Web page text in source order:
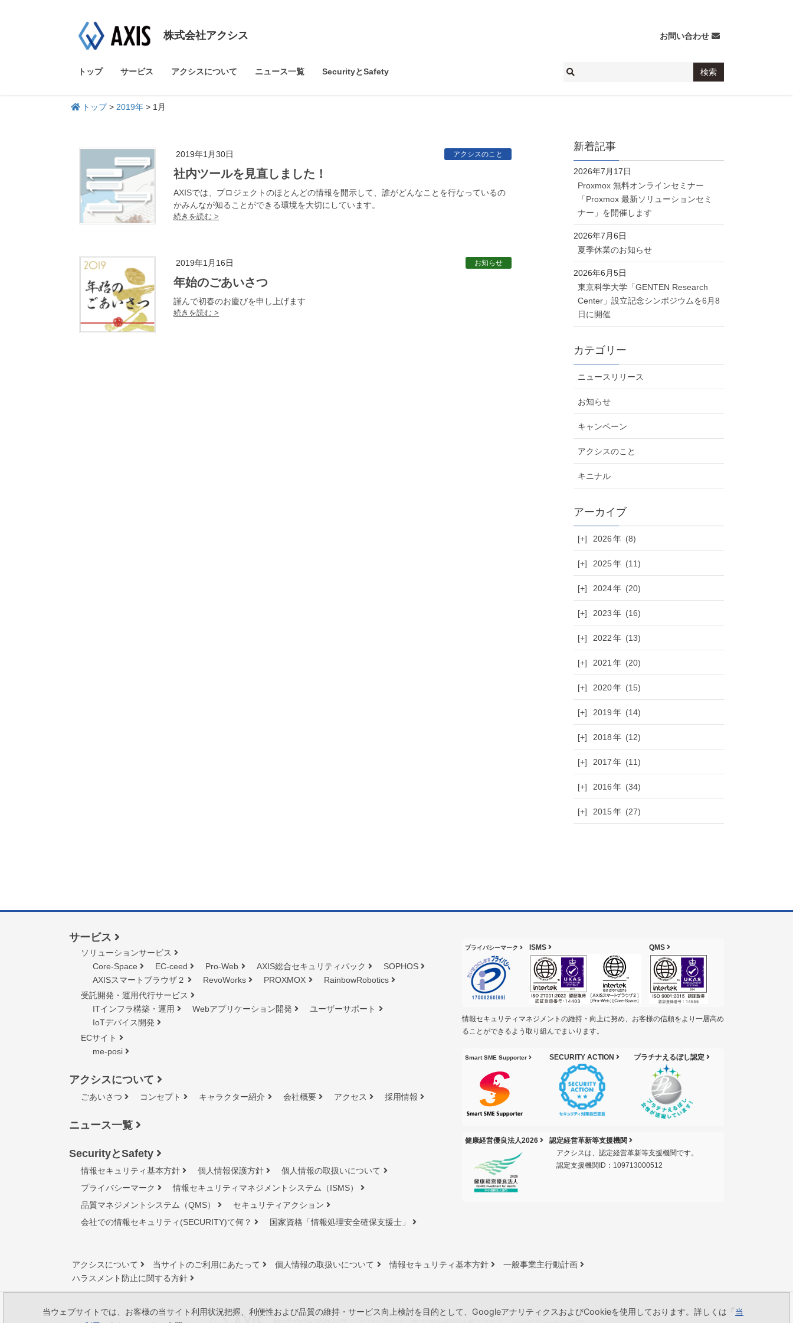
株式会社アクシス お問い合わせ
トップ サービス アクシスについて ニュース一覧 SecurityとSafety
トップ> 2019年 > 1月
2019年1月30日 アクシスのこと
社内ツールを見直しました！
AXISでは、プロジェクトのほとんどの情報を開示して、誰がどんなことを行なっているの
かみんなが知ることができる環境を大切にしています。
2019年1月16日 お知らせ
年始のごあいさつ
謹んで初春のお慶びを申し上げます
新着記事
Proxmox 無料オンラインセミナー
「Proxmox 最新ソリューションセミ
ナー」を開催します
2026年7月17日
夏季休業のお知らせ
2026年7月6日
東京科学大学「GENTEN Research
Center」設立記念シンポジウムを6月8
日に開催
2026年6月5日
カテゴリー
ニュースリリース
お知らせ
キャンペーン
アクシスのこと
キニナル
[+] 2026 (8)
[+] 2025 (11)
[+] 2024 (20)
[+] 2023 (16)
[+] 2022 (13)
[+] 2021 (20)
[+] 2020 (15)
[+] 2019 (14)
[+] 2018 (12)
[+] 2017 (11)
[+] 2016 (34)
[+] 2015 (27)
サービス
ソリューションサービス
Core-Space
EC-ceed Pro-Web AXIS総合セキュリティパック
SOPHOS
AXISスマートブラウザ２
RevoWorks PROXMOX
RainbowRobotics
受託開発・運用代行サービス
ITインフラ構築・運用
Webアプリケーション開発
ユーザーサポート
IoTデバイス開発
ECサイト
me-posi
アクシスについて
ごあいさつ コンセプト キャラクター紹介 会社概要 アクセス 採用情報
ニュース一覧
SecurityとSafety
情報セキュリティ基本方針 個人情報保護方針
個人情報の取扱いについて
プライバシーマーク
情報セキュリティマネジメントシステム（ISMS）
品質マネジメントシステム（QMS）
セキュリティアクション
会社での情報セキュリティ(SECURITY)て何？
国家資格「情報処理安全確保⽀援⼠」
プライバシーマーク ISMS QMS
情報セキュリティマネジメントの維持・向上に努め、お客様の信頼をより一層高め
ることができるよう取り組んでまいります。
Smart SME Supporter SECURITY ACTION プラチナえるぼし認定
健康経営優良法人2026
認定経営革新等支援機関
アクシスは、認定経営革新等支援機関です。
認定支援機関ID：109713000512
アクシスについて 当サイトのご利用にあたって 個人情報の取扱いについて 情報セキュリティ基本方針
一般事業主行動計画
ハラスメント防止に関する方針
当ウェブサイトでは、お客様の当サイト利用状況把握、利便性および品質の維持・サービス向上検討を目的として、GoogleアナリティクスおよびCookieを使用しております。詳しくは「当